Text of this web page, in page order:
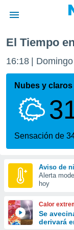
de
por
que se
calidad.
a este
las
y
forma
digital
basada
El Tiempo
16:18 Domingo
Nubes y claros
Sensación de
Aviso de
Alerta
hoy
Calor
Se
derivará